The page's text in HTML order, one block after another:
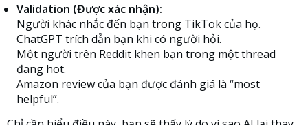
Validation (Được xác nhận):
Người khác nhắc đến bạn trong TikTok của họ.
ChatGPT trích dẫn bạn khi có người hỏi.
Một người trên Reddit khen bạn trong một thread
đang hot.
Amazon review của bạn được đánh giá là “most
helpful”.